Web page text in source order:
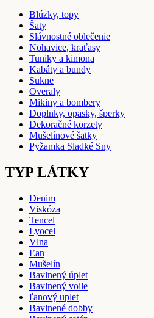
Blúzky, topy
Šaty
Slávnostné oblečenie
Nohavice, kraťasy
Tuniky a kimona
Kabáty a bundy
Sukne
Overaly
Mikiny a bombery
Doplnky, opasky, šperky
Dekoračné korzety
Mušelínové šatky
Pyžamka Sladké Sny
TYP LÁTKY
Denim
Viskóza
Tencel
Lyocel
Vlna
Ľan
Mušelín
Bavlnený úplet
Bavlnený voile
ľanový uplet
Bavlnené dobby